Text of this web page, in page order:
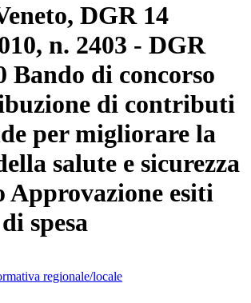
DGR 14
n. 2403 - DGR
Bando di concorso
di contributi
per migliorare la
salute e sicurezza
Approvazione esiti
spesa
regionale/locale